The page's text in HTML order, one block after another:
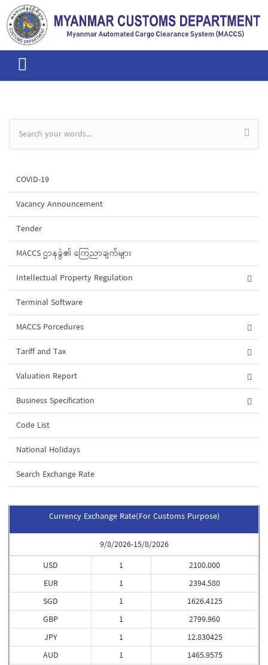
Skip to main content
Search form
COVID-19
Vacancy Announcement
Tender
MACCS ဌာနခွဲ၏ ကြေညာချက်များ
Intellectual Property Regulation
Terminal Software
MACCS Porcedures
Tariff and Tax
Valuation Report
Business Specification
Code List
National Holidays
Search Exchange Rate
Currency Exchange Rate(For Customs Purpose)
9/8/2026-15/8/2026
USD
EUR
SGD
GBP
JPY
AUD
1
1
1
1
1
1
2100.000
2394.580
1626.4125
2799.960
12.830425
1465.9575